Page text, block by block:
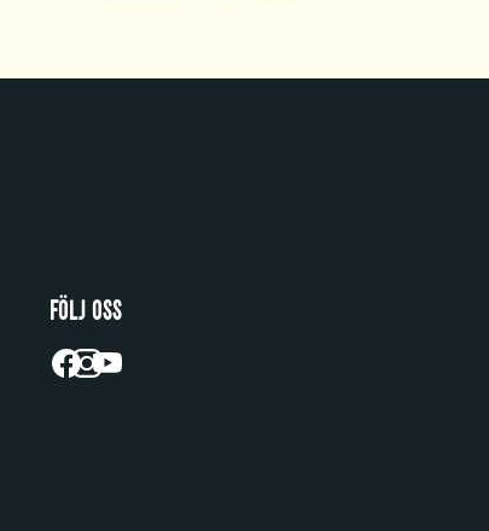
FÖLJ OSS